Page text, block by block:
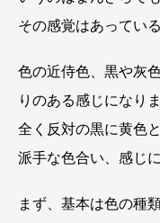
その感覚はあってい
色の近侍色、黒や灰
りのある感じになりま
全く反対の黒に黄色
派手な色合い、感じ
まず、基本は色の種